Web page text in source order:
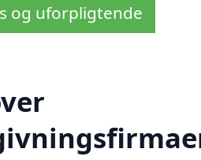
og uforpligtende